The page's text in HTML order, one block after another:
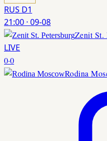
RUS D1
21:00 · 09-08
Zenit St.
LIVE
0·0
Rodina